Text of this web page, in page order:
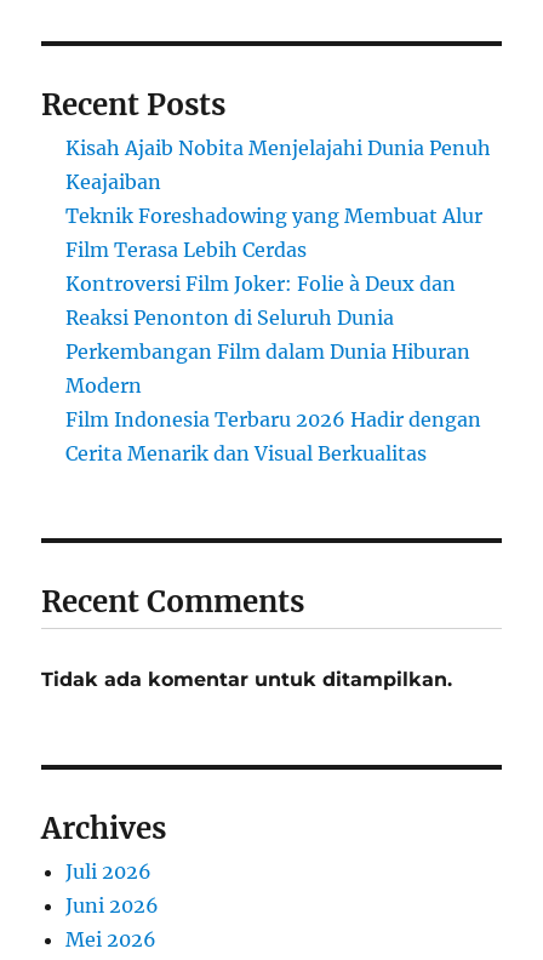
Recent Posts
Kisah Ajaib Nobita Menjelajahi Dunia Penuh
Keajaiban
Teknik Foreshadowing yang Membuat Alur
Film Terasa Lebih Cerdas
Kontroversi Film Joker: Folie à Deux dan
Reaksi Penonton di Seluruh Dunia
Perkembangan Film dalam Dunia Hiburan
Modern
Film Indonesia Terbaru 2026 Hadir dengan
Cerita Menarik dan Visual Berkualitas
Recent Comments
Tidak ada komentar untuk ditampilkan.
Archives
Juli 2026
Juni 2026
Mei 2026